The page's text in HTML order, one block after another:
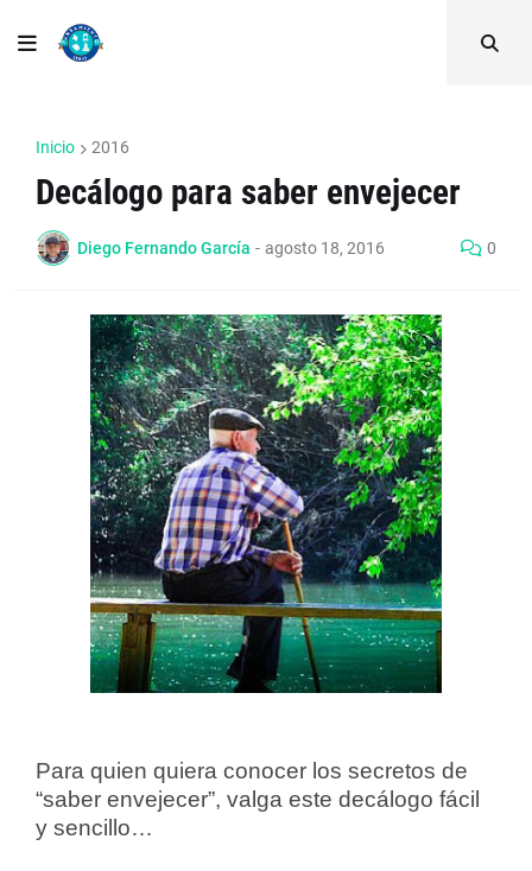
Inicio 2016
Decálogo para saber envejecer
Diego Fernando García - agosto 18, 2016 0
Para quien quiera conocer los secretos de
“saber envejecer”, valga este decálogo fácil
y sencillo…